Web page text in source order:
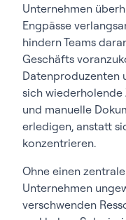
Unternehmen
Engpässe
hindern Teams
Geschäfts
Datenproduzenten
sich
und manuelle
erledigen, anstatt
konzentrieren.
Ohne einen
Unternehmen
verschwenden